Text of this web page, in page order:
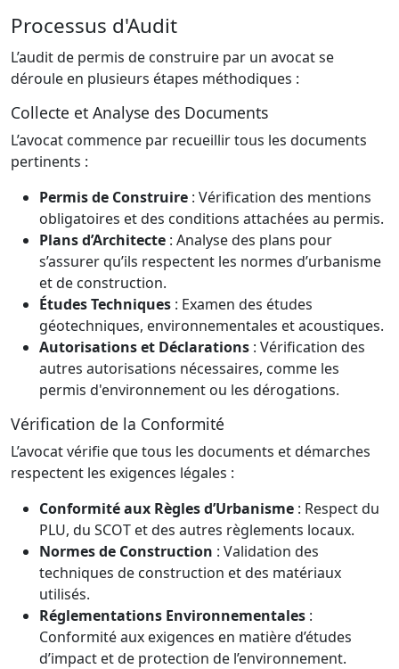
Processus d'Audit
L’audit de permis de construire par un avocat se
déroule en plusieurs étapes méthodiques :
Collecte et Analyse des Documents
L’avocat commence par recueillir tous les documents
pertinents :
Permis de Construire : Vérification des mentions
obligatoires et des conditions attachées au permis.
Plans d’Architecte : Analyse des plans pour
s’assurer qu’ils respectent les normes d’urbanisme
et de construction.
Études Techniques : Examen des études
géotechniques, environnementales et acoustiques.
Autorisations et Déclarations : Vérification des
autres autorisations nécessaires, comme les
permis d'environnement ou les dérogations.
Vérification de la Conformité
L’avocat vérifie que tous les documents et démarches
respectent les exigences légales :
Conformité aux Règles d’Urbanisme : Respect du
PLU, du SCOT et des autres règlements locaux.
Normes de Construction : Validation des
techniques de construction et des matériaux
utilisés.
Réglementations Environnementales :
Conformité aux exigences en matière d’études
d’impact et de protection de l’environnement.